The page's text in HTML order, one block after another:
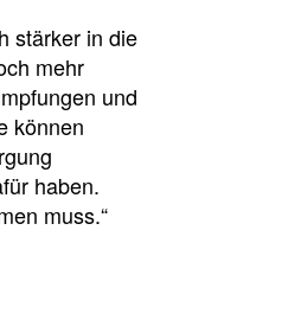
stärker in die
mehr
und
können
haben.
muss.“